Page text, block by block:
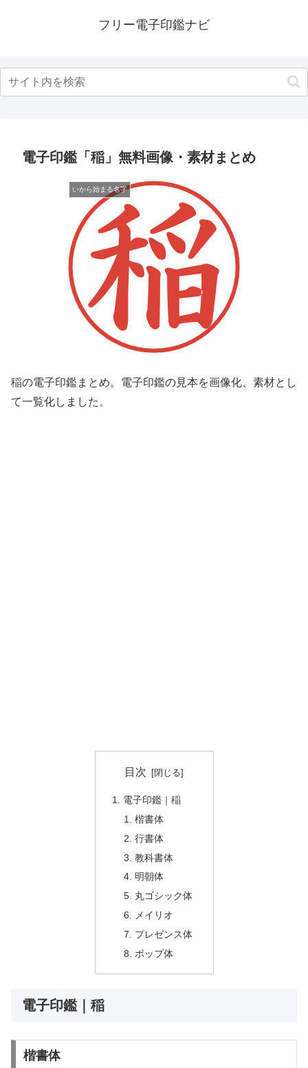
フリー電子印鑑ナビ
電子印鑑「稲」無料画像・素材まとめ
いから始まる名字
稲の電子印鑑まとめ。電子印鑑の見本を画像化、素材とし
て一覧化しました。
目次
電子印鑑｜稲
楷書体
行書体
教科書体
明朝体
丸ゴシック体
メイリオ
プレゼンス体
ポップ体
電子印鑑｜稲
楷書体